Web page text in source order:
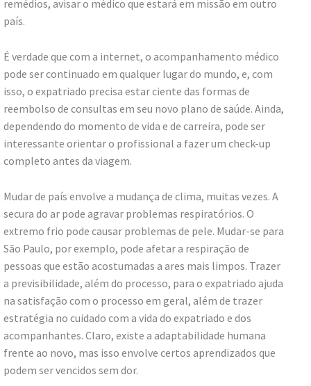
remédios, avisar o médico que estará em missão em outro
país.
É verdade que com a internet, o acompanhamento médico
pode ser continuado em qualquer lugar do mundo, e, com
isso, o expatriado precisa estar ciente das formas de
reembolso de consultas em seu novo plano de saúde. Ainda,
dependendo do momento de vida e de carreira, pode ser
interessante orientar o profissional a fazer um check-up
completo antes da viagem.
Mudar de país envolve a mudança de clima, muitas vezes. A
secura do ar pode agravar problemas respiratórios. O
extremo frio pode causar problemas de pele. Mudar-se para
São Paulo, por exemplo, pode afetar a respiração de
pessoas que estão acostumadas a ares mais limpos. Trazer
a previsibilidade, além do processo, para o expatriado ajuda
na satisfação com o processo em geral, além de trazer
estratégia no cuidado com a vida do expatriado e dos
acompanhantes. Claro, existe a adaptabilidade humana
frente ao novo, mas isso envolve certos aprendizados que
podem ser vencidos sem dor.